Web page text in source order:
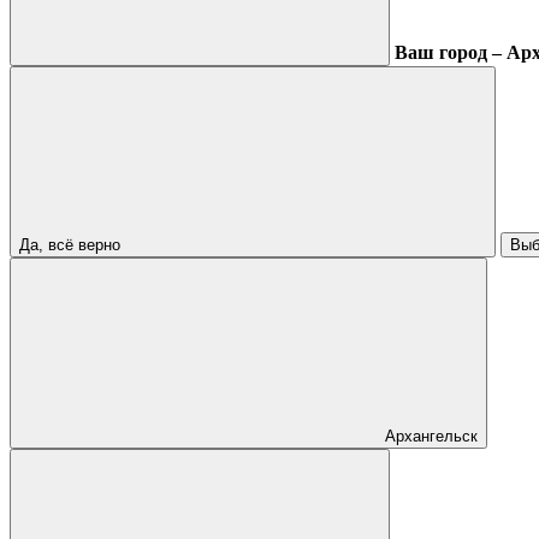
Ваш город –
Да, всё верно
Архангельск